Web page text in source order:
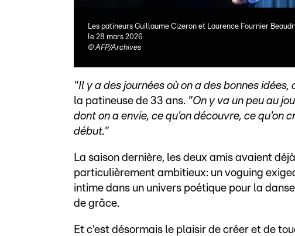
Les patineurs Guillaume Cizeron et Laurence Fournier
le 28 mars 2026
© AFP/Archives
"Il y a des journées où on a des bonnes
la patineuse de 33 ans. "On y va un peu au
dont on a envie, ce qu'on découvre, ce qu'on
début."
La saison dernière, les deux amis avaient
particulièrement ambitieux: un voguing
intime dans un univers poétique pour la
de grâce.
Et c'est désormais le plaisir de créer et de